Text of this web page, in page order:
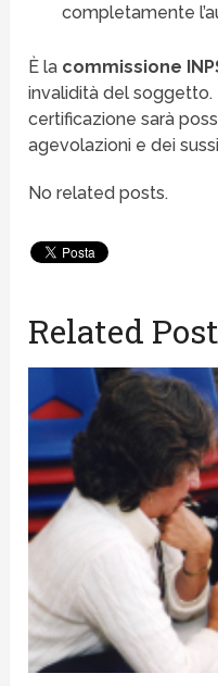
completamente
È la commissione
invalidità del
certificazione sarà
agevolazioni e dei
No related posts.
Related